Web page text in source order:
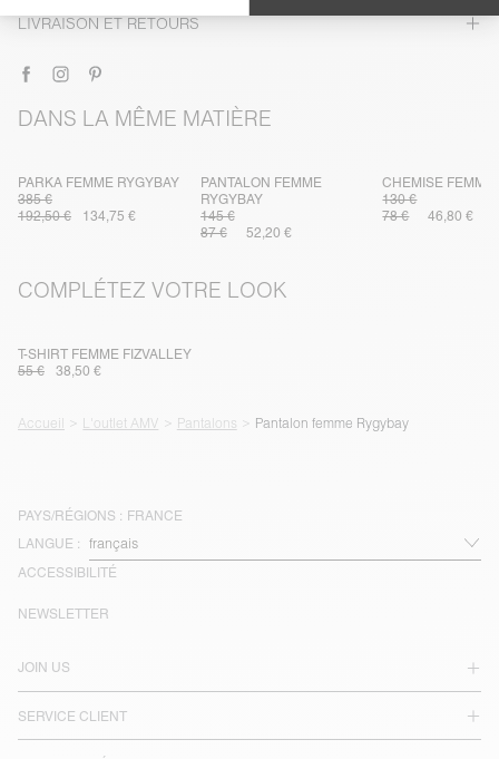
LIVRAISON ET RETOURS
DANS LA MÊME MATIÈRE
PARKA FEMME RYGYBAY
385 €
192,50 €
134,75 €
PANTALON FEMME
RYGYBAY
145 €
87 €
52,20 €
CHEMISE FEMME
130 €
78 €
46,80 €
COMPLÉTEZ VOTRE LOOK
T-SHIRT FEMME FIZVALLEY
55 €
38,50 €
Accueil L'outlet AMV Pantalons Pantalon femme Rygybay
PAYS/RÉGIONS : FRANCE
LANGUE :
ACCESSIBILITÉ
JOIN US
SERVICE CLIENT
NEWSLETTER